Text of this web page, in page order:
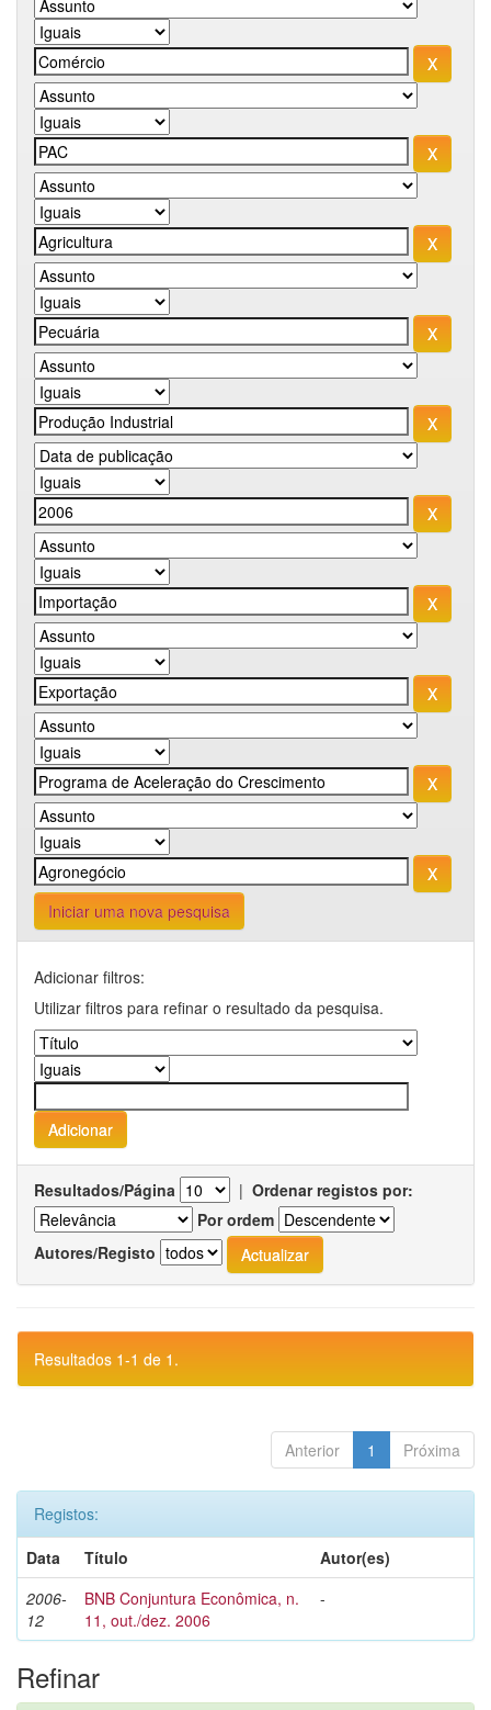
Iniciar uma nova pesquisa
Adicionar filtros:
Utilizar filtros para refinar o resultado da pesquisa.
Resultados/Página | Ordenar registos por:
Por ordem
Autores/Registo
Resultados 1-1 de 1.
Anterior 1 Próxima
Registos:
Data
Título
Autor(es)
2006-
12
BNB Conjuntura Econômica, n.
11, out./dez. 2006
-
Refinar